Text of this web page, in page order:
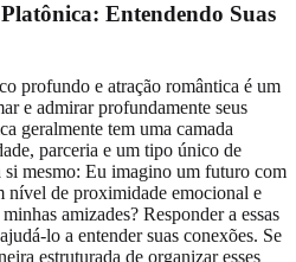
Entendendo Suas
profundo e atração romântica é um
e admirar profundamente seus
geralmente tem uma camada
parceria e um tipo único de
mesmo: Eu imagino um futuro com
nível de proximidade emocional e
amizades? Responder a essas
lo a entender suas conexões. Se
estruturada de organizar esses